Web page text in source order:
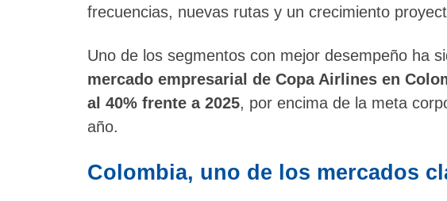
frecuencias, nuevas rutas y un crecimiento
Uno de los segmentos con mejor desempeño ha
mercado empresarial de Copa Airlines en
al 40% frente a 2025, por encima de la meta
año.
Colombia, uno de los mercados